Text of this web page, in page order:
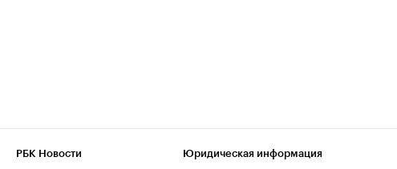
РБК Новости Юридическая информация